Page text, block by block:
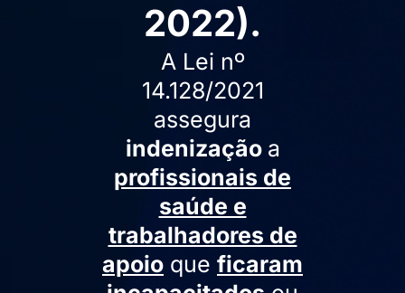
2022).
A Lei nº
14.128/2021
assegura
indenização a
profissionais de
saúde e
trabalhadores de
apoio que ficaram